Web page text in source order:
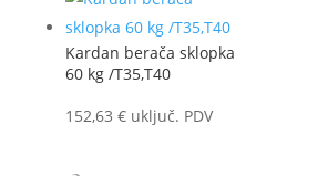
Kardan berača sklopka
60 kg /T35,T40
152,63 € uključ. PDV